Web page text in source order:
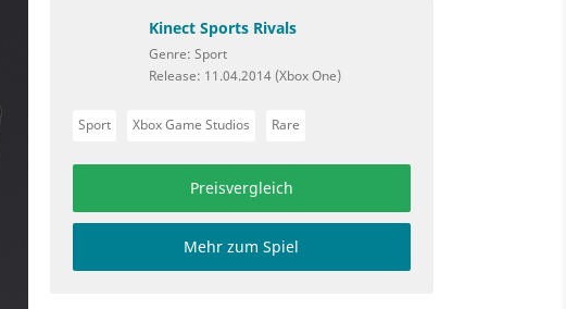
Kinect Sports Rivals
Genre: Sport
Release: 11.04.2014 (Xbox One)
Sport Xbox Game Studios Rare
Preisvergleich
Mehr zum Spiel